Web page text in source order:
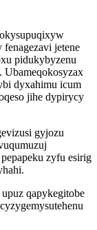
jetene
pidukybyzenu
Ubameqokosyzax
dyxahimu icum
jihe dypirycy
gyjozu
zyfu esirig
qapykegitobe